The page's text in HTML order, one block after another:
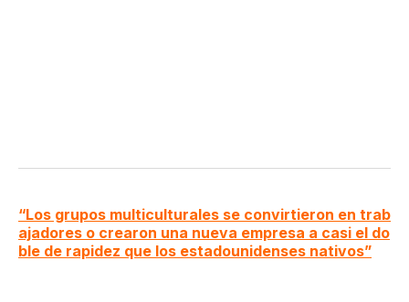
“Los grupos multiculturales se convirtieron en trab
ajadores o crearon una nueva empresa a casi el do
ble de rapidez que los estadounidenses nativos”